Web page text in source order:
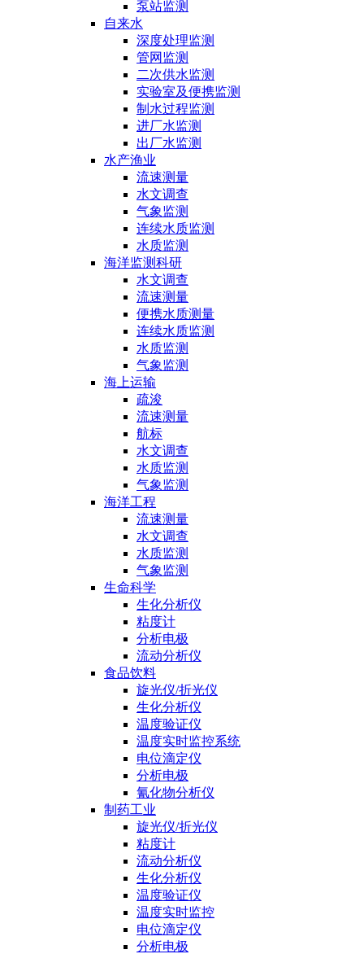
泵站监测
自来水
深度处理监测
管网监测
二次供水监测
实验室及便携监测
制水过程监测
进厂水监测
出厂水监测
水产渔业
流速测量
水文调查
气象监测
连续水质监测
水质监测
海洋监测科研
水文调查
流速测量
便携水质测量
连续水质监测
水质监测
气象监测
海上运输
疏浚
流速测量
航标
水文调查
水质监测
气象监测
海洋工程
流速测量
水文调查
水质监测
气象监测
生命科学
生化分析仪
粘度计
分析电极
流动分析仪
食品饮料
旋光仪/折光仪
生化分析仪
温度验证仪
温度实时监控系统
电位滴定仪
分析电极
氰化物分析仪
制药工业
旋光仪/折光仪
粘度计
流动分析仪
生化分析仪
温度验证仪
温度实时监控
电位滴定仪
分析电极